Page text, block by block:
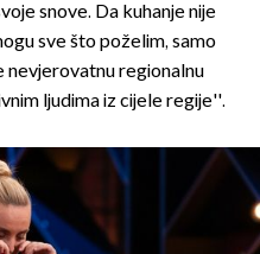
snove. Da kuhanje nije
sve što poželim, samo
nevjerovatnu regionalnu
ljudima iz cijele regije''.